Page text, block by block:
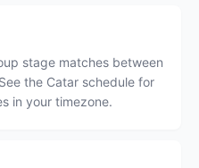
stage matches between
the Catar schedule for
in your timezone.